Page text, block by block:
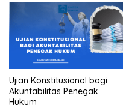
Ujian Konstitusional bagi
Akuntabilitas Penegak
Hukum